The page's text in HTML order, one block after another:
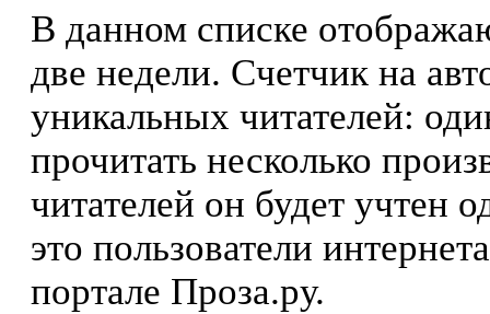
В данном списке
две недели. Счетчик на
уникальных читателей:
прочитать несколько
читателей он будет учтен
это пользователи
портале Проза.ру.